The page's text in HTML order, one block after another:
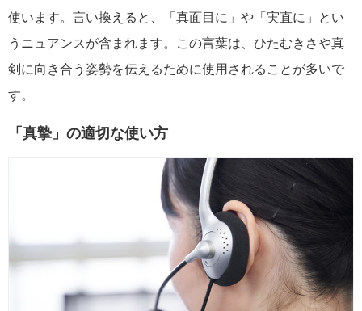
使います。言い換えると、「真面目に」や「実直に」とい
うニュアンスが含まれます。この言葉は、ひたむきさや真
剣に向き合う姿勢を伝えるために使用されることが多いで
す。
「真摯」の適切な使い方